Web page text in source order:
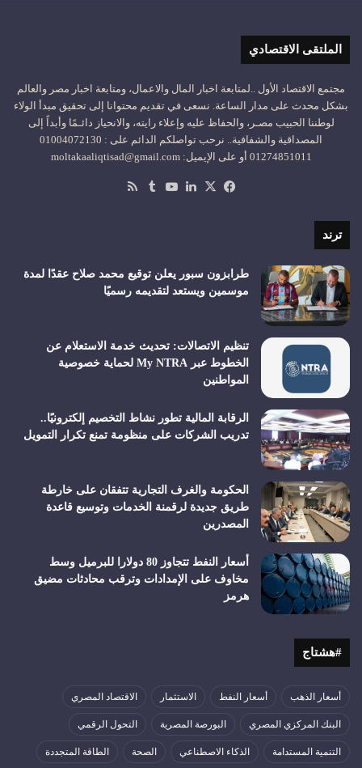
الملتقى الاقتصادي
مجتمع الاقتصاد الأول ..لمتابعة اخبار المال والاعمال، ومتابعة اخبار مصر والعالم
بشكل محدث على مدار الساعة. نسعى في تقديم محتوانا إلى تحقيق مبدأ الولاء
لوطننا الحبيب مصـر، والحفاظ عليه وإعلاء رايته، والانحياز دائـمًا وأبداً إلى
المصداقية والشفافية.. نرحب تواصلكم الدائم على : 01004072130
01274851011 أو على الإيميل: moltakaaliqtisad@gmail.com
فيسبوك
‫X لينكدإن‫YouTube
ترند
طرابزون سبور يعلن توقيع محمد صلاح عقدًا لمدة
موسمين ويستعد لتقديمه رسميًا
تنظيم الاتصالات: تحديث خدمة الاستعلام عن
الخطوط عبر My NTRA لحماية خصوصية
المواطنين
الرقابة المالية تطور نشاط التخصيم إلكترونيًا..
تدريب الشركات على منظومة تمنع تكرار التمويل
الحكومة والغرف التجارية تتفقان على خارطة
طريق جديدة لرقمنة الخدمات وتوسيع قاعدة
المصدرين
أسعار النفط تتجاوز 80 دولارا للبرميل وسط
مخاوف على الإمدادات وترقب محادثات مضيق
هرمز
#هشتاج
أسعار الذهب أسعار النفط الاستثمار الاقتصاد المصري
البنك المركزي المصري البورصة المصرية التحول الرقمي
التنمية المستدامة الذكاء الاصطناعي الصحة الطاقة المتجددة